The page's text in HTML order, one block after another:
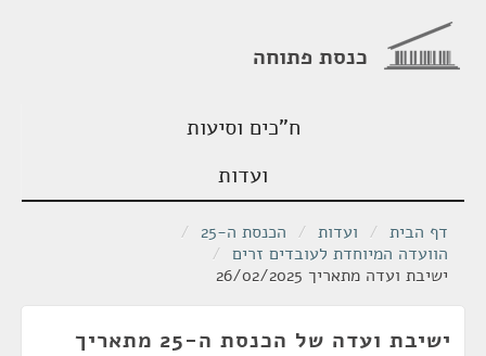
כנסת פתוחה
ח"כים וסיעות
ועדות
דף הבית / ועדות / הכנסת ה-25
/
הוועדה המיוחדת לעובדים זרים /
ישיבת ועדה מתאריך 26/02/2025
ישיבת ועדה של הכנסת ה-25 מתאריך